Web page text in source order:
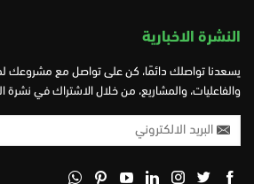
النشرة الاخبارية
يسعدنا تواصلك دائمًا، كن على تواصل مع مشروعك
والفاعليات، والمشاريع، من خلال الاشتراك في نشرة